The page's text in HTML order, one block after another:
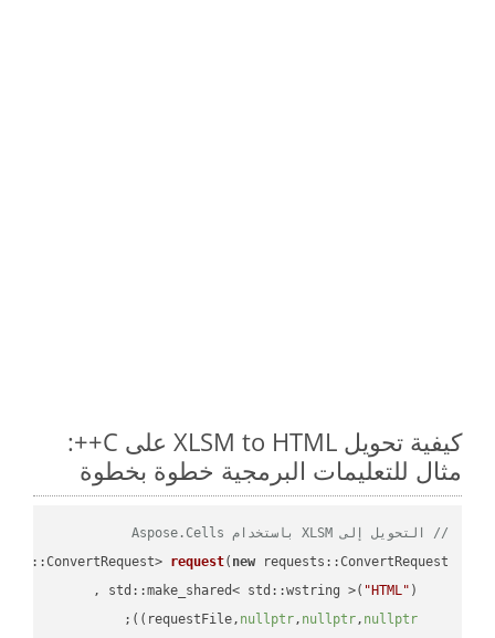
كيفية تحويل XLSM to HTML على C++:
مثال للتعليمات البرمجية خطوة بخطوة
// التحويل إلى XLSM باستخدام Aspose.Cells
request( new
"HTML"
    requestFile,
nullptr, nullptr, nullptr
))
;